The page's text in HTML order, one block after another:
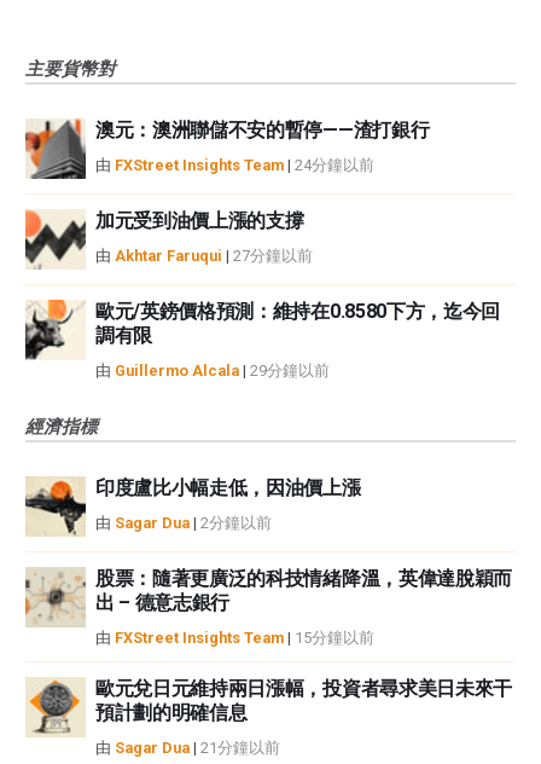
主要貨幣對
澳元：澳洲聯儲不安的暫停——渣打銀行
由 FXStreet Insights Team | 24分鐘以前
加元受到油價上漲的支撐
由 Akhtar Faruqui | 27分鐘以前
歐元/英鎊價格預測：維持在0.8580下方，迄今回
調有限
由 Guillermo Alcala | 29分鐘以前
經濟指標
印度盧比小幅走低，因油價上漲
由 Sagar Dua | 2分鐘以前
股票：隨著更廣泛的科技情緒降溫，英偉達脫穎而
出 – 德意志銀行
由 FXStreet Insights Team | 15分鐘以前
歐元兌日元維持兩日漲幅，投資者尋求美日未來干
預計劃的明確信息
由 Sagar Dua | 21分鐘以前